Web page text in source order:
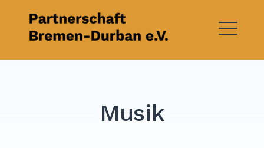
content
Musik